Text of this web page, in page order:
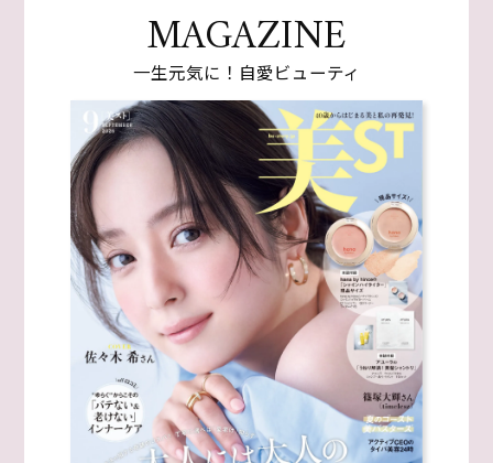
MAGAZINE
一生元気に！自愛ビューティ